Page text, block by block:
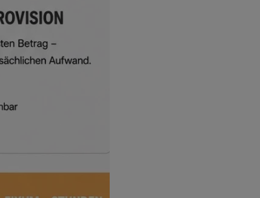
Jedes Cookie wie z.B. Tracking- und Analytische-Cookies
Es werden nur Drittanbieter-Inhalte oder die Cookie-Arten
die Sie in den Checkboxen angehakt haben.